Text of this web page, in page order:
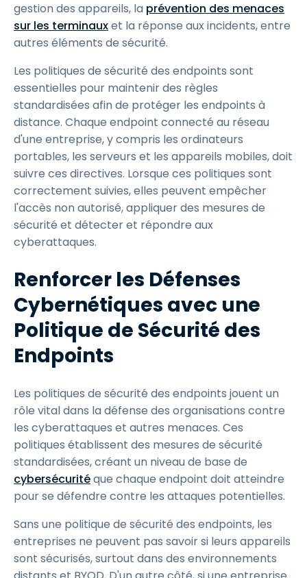
gestion des appareils, la prévention des menaces
sur les terminauxet la réponse aux incidents, entre
autres éléments de sécurité.
Les politiques de sécurité des endpoints sont
essentielles pour maintenir des règles
standardisées afin de protéger les endpoints à
distance. Chaque endpoint connecté au réseau
d'une entreprise, y compris les ordinateurs
portables, les serveurs et les appareils mobiles, doit
suivre ces directives. Lorsque ces politiques sont
correctement suivies, elles peuvent empêcher
l'accès non autorisé, appliquer des mesures de
sécurité et détecter et répondre aux
cyberattaques.
Renforcer les Défenses
Cybernétiques avec une
Politique de Sécurité des
Endpoints
Les politiques de sécurité des endpoints jouent un
rôle vital dans la défense des organisations contre
les cyberattaques et autres menaces. Ces
politiques établissent des mesures de sécurité
standardisées, créant un niveau de base de
cybersécuritéque chaque endpoint doit atteindre
pour se défendre contre les attaques potentielles.
Sans une politique de sécurité des endpoints, les
entreprises ne peuvent pas savoir si leurs appareils
sont sécurisés, surtout dans des environnements